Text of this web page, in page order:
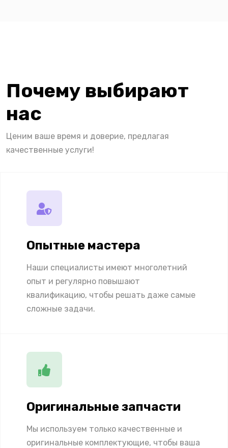
Почему выбирают
нас
Ценим ваше время и доверие, предлагая
качественные услуги!
Опытные мастера
Наши специалисты имеют многолетний
опыт и регулярно повышают
квалификацию, чтобы решать даже самые
сложные задачи.
Оригинальные запчасти
Мы используем только качественные и
оригинальные комплектующие, чтобы ваша